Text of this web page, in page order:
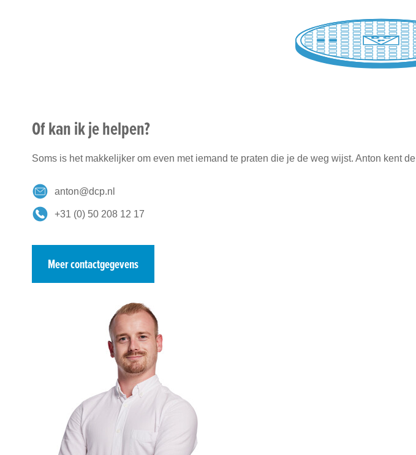
Of kan ik je helpen?
Soms is het makkelijker om even met iemand te praten die je de weg wijst. Anton kent
anton@dcp.nl
+31 (0) 50 208 12 17
Meer contactgegevens